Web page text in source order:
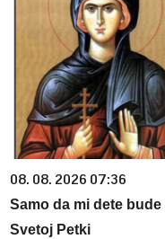
08. 08. 2026 07:36
Samo da mi dete
Svetoj Petki